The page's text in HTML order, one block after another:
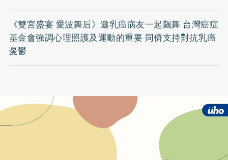
《雙宮盛宴 愛波舞后》邀乳癌病友一起飆舞 台灣癌症
基金會強調心理照護及運動的重要 同儕支持對抗乳癌
憂鬱